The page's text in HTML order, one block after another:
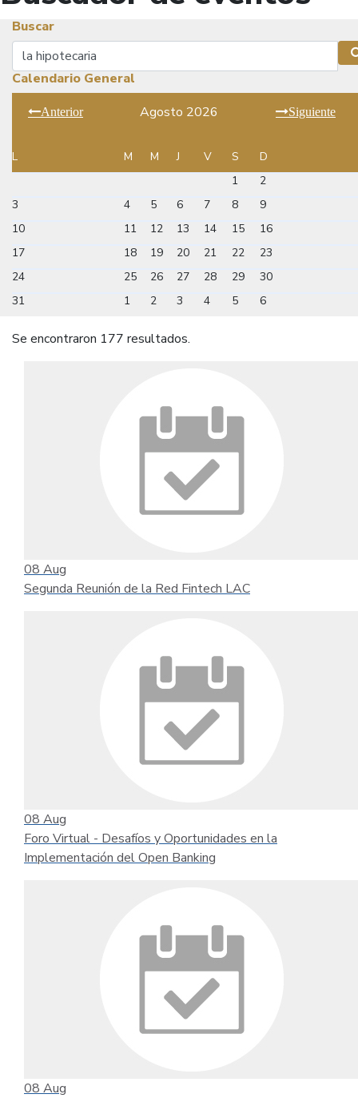
Buscar
Buscar
Calendario General
Anterior Agosto 2026 Siguiente
L M M J V S
D
1
2
3
4 5 6 7 8
9
10
11 12 13 14 15
16
17
18 19 20 21 22
23
24
25 26 27 28 29
30
31
1 2 3 4 5 6
Se encontraron 177 resultados.
08 Aug
Segunda Reunión de la Red Fintech LAC
08 Aug
Foro Virtual - Desafíos y Oportunidades en la
Implementación del Open Banking
08 Aug